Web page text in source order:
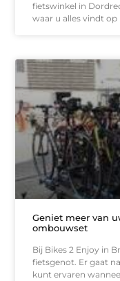
fietswinkel in
waar u alles vindt op
Geniet meer van
ombouwset
Bij Bikes 2 Enjoy in
fietsgenot. Er gaat
kunt ervaren